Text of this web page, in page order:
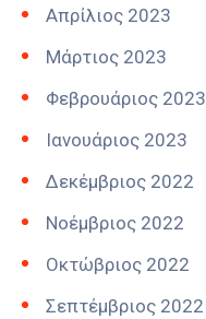
Απρίλιος 2023
Μάρτιος 2023
Φεβρουάριος 2023
Ιανουάριος 2023
Δεκέμβριος 2022
Νοέμβριος 2022
Οκτώβριος 2022
Σεπτέμβριος 2022